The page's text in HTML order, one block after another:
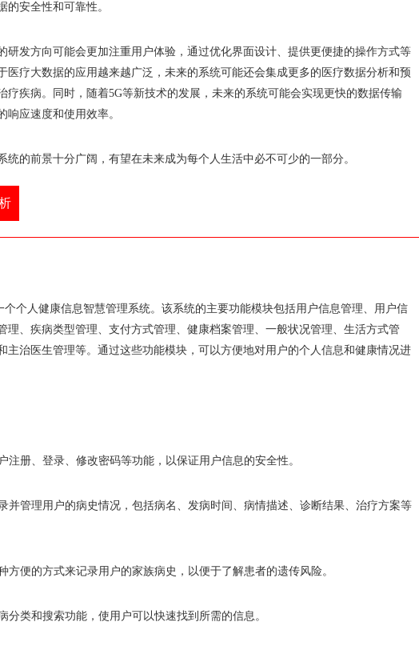
的安全性和可靠性。
研发方向可能会更加注重用户体验，通过优化界面设计、提供更便捷的操作方式等
医疗大数据的应用越来越广泛，未来的系统可能还会集成更多的医疗数据分析和预
疗疾病。同时，随着5G等新技术的发展，未来的系统可能会实现更快的数据传输
应速度和使用效率。
的前景十分广阔，有望在未来成为每个人生活中必不可少的一部分。
个个人健康信息智慧管理系统。该系统的主要功能模块包括用户信息管理、用户信
理、疾病类型管理、支付方式管理、健康档案管理、一般状况管理、生活方式管
主治医生管理等。通过这些功能模块，可以方便地对用户的个人信息和健康情况进
注册、登录、修改密码等功能，以保证用户信息的安全性。
并管理用户的病史情况，包括病名、发病时间、病情描述、诊断结果、治疗方案等
方便的方式来记录用户的家族病史，以便于了解患者的遗传风险。
分类和搜索功能，使用户可以快速找到所需的信息。